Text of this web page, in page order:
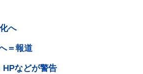
へ
＝報道
HPなどが警告